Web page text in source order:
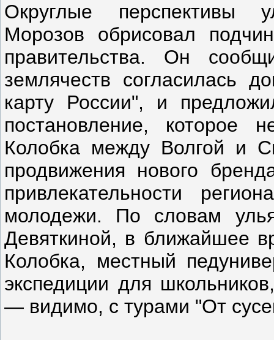
Округлые перспективы
Морозов обрисовал
правительства. Он
землячеств согласилась
карту России", и
постановление, которое
Колобка между Волгой и
продвижения нового
привлекательности
молодежи. По словам
Девяткиной, в ближайшее
Колобка, местный
экспедиции для
— видимо, с турами "От